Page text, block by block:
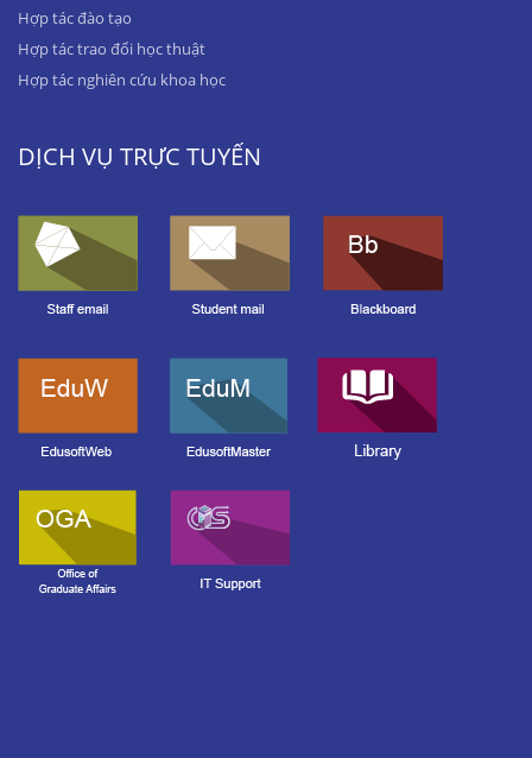
Hợp tác đào tạo
Hợp tác trao đổi học thuật
Hợp tác nghiên cứu khoa học
DỊCH VỤ TRỰC TUYẾN